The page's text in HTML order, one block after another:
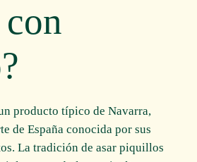
producto típico de Navarra,
de España conocida por sus
La tradición de asar piquillos